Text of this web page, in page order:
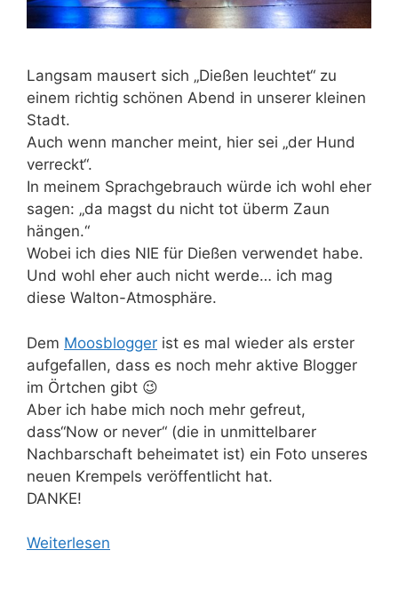
Langsam mausert sich „Dießen leuchtet“ zu
einem richtig schönen Abend in unserer kleinen
Stadt.
Auch wenn mancher meint, hier sei „der Hund
verreckt“.
In meinem Sprachgebrauch würde ich wohl eher
sagen: „da magst du nicht tot überm Zaun
hängen.“
Wobei ich dies NIE für Dießen verwendet habe.
Und wohl eher auch nicht werde… ich mag
diese Walton-Atmosphäre.
Dem Moosblogger ist es mal wieder als erster
aufgefallen, dass es noch mehr aktive Blogger
im Örtchen gibt 😉
Aber ich habe mich noch mehr gefreut,
dass“Now or never“ (die in unmittelbarer
Nachbarschaft beheimatet ist) ein Foto unseres
neuen Krempels veröffentlicht hat.
DANKE!
Weiterlesen